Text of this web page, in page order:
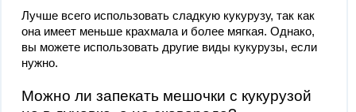
Лучше всего использовать сладкую кукурузу, так как
она имеет меньше крахмала и более мягкая. Однако,
вы можете использовать другие виды кукурузы, если
нужно.
Можно ли запекать мешочки с кукурузой